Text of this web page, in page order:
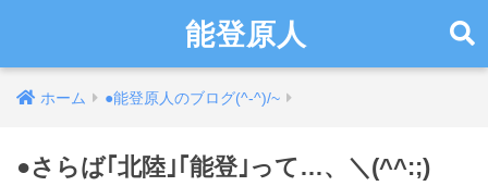
能登原人
ホーム ●能登原人のブログ(^-^)/~
●さらば｢北陸｣｢能登｣って…、＼(^^:;)